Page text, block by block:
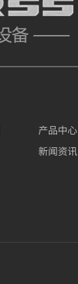
产品中心
新闻资讯